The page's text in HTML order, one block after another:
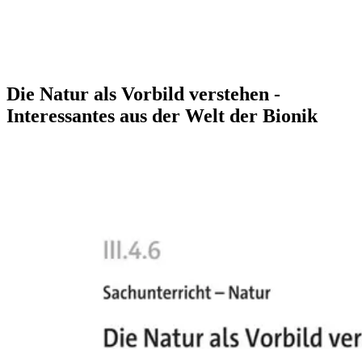
Die Natur als Vorbild verstehen -
Interessantes aus der Welt der Bionik